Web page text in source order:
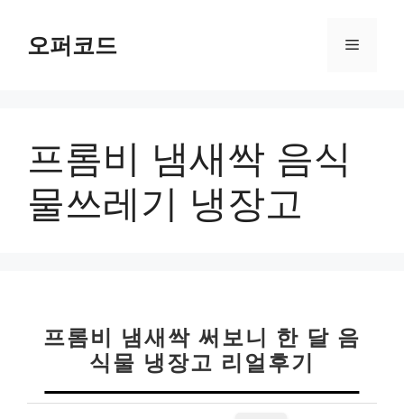
오퍼코드 메
프롬비 냄새싹 음식
물쓰레기 냉장고
프롬비 냄새싹 써보니 한 달 음
식물 냉장고 리얼후기